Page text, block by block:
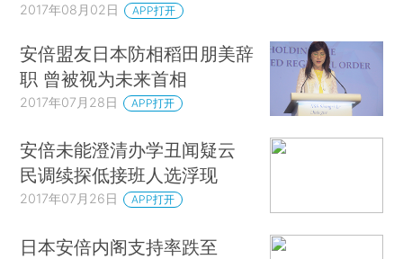
2017年08月02日 APP打开
安倍盟友日本防相稻田朋美辞
职 曾被视为未来首相
2017年07月28日 APP打开
安倍未能澄清办学丑闻疑云
民调续探低接班人选浮现
2017年07月26日 APP打开
日本安倍内阁支持率跌至